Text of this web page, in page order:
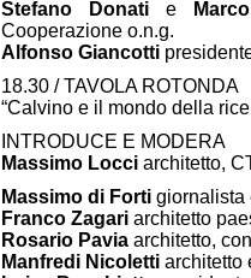
Stefano Donati e
Cooperazione o.n.g.
Alfonso Giancotti
18.30 / TAVOLA ROTONDA
“Calvino e il mondo della
INTRODUCE E MODERA
Massimo Locci architetto,
Massimo di Forti giornalista
Franco Zagari architetto
Rosario Pavia architetto,
Manfredi Nicoletti architetto